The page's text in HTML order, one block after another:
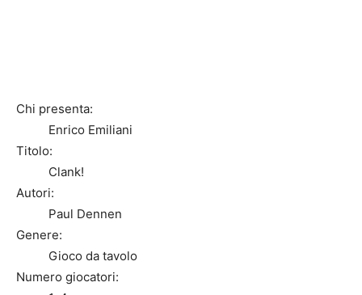
Chi presenta:
Enrico Emiliani
Titolo:
Clank!
Autori:
Paul Dennen
Genere:
Gioco da tavolo
Numero giocatori: